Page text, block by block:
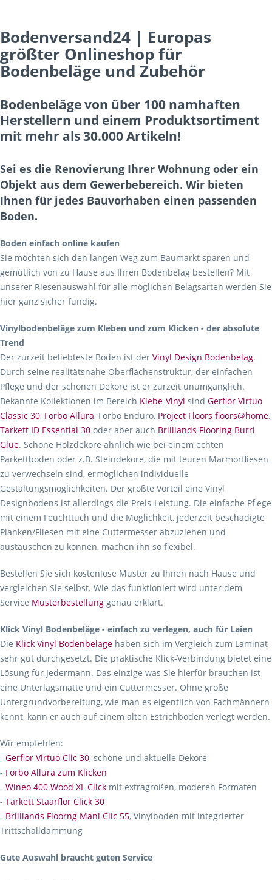
Bodenversand24 | Europas
größter Onlineshop für
Bodenbeläge und Zubehör
Bodenbeläge von über 100 namhaften
Herstellern und einem Produktsortiment
mit mehr als 30.000 Artikeln!
Sei es die Renovierung Ihrer Wohnung oder ein
Objekt aus dem Gewerbebereich. Wir bieten
Ihnen für jedes Bauvorhaben einen passenden
Boden.
Boden einfach online kaufen
Sie möchten sich den langen Weg zum Baumarkt sparen und
gemütlich von zu Hause aus Ihren Bodenbelag bestellen? Mit
unserer Riesenauswahl für alle möglichen Belagsarten werden Sie
hier ganz sicher fündig.
Vinylbodenbeläge zum Kleben und zum Klicken - der absolute
Trend
Der zurzeit beliebteste Boden ist der Vinyl Design Bodenbelag.
Durch seine realitätsnahe Oberflächenstruktur, der einfachen
Pflege und der schönen Dekore ist er zurzeit unumgänglich.
Bekannte Kollektionen im Bereich Klebe-Vinyl sind Gerflor Virtuo
Classic 30, Forbo Allura, Forbo Enduro, Project Floors floors@home,
Tarkett ID Essential 30 oder aber auch Brilliands Flooring Burri
Glue. Schöne Holzdekore ähnlich wie bei einem echten
Parkettboden oder z.B. Steindekore, die mit teuren Marmorfliesen
zu verwechseln sind, ermöglichen individuelle
Gestaltungsmöglichkeiten. Der größte Vorteil eine Vinyl
Designbodens ist allerdings die Preis-Leistung. Die einfache Pflege
mit einem Feuchttuch und die Möglichkeit, jederzeit beschädigte
Planken/Fliesen mit eine Cuttermesser abzuziehen und
austauschen zu können, machen ihn so flexibel.
Bestellen Sie sich kostenlose Muster zu Ihnen nach Hause und
vergleichen Sie selbst. Wie das funktioniert wird unter dem
Service Musterbestellung genau erklärt.
Klick Vinyl Bodenbeläge - einfach zu verlegen, auch für Laien
Die Klick Vinyl Bodenbeläge haben sich im Vergleich zum Laminat
sehr gut durchgesetzt. Die praktische Klick-Verbindung bietet eine
Lösung für Jedermann. Das einzige was Sie hierfür brauchen ist
eine Unterlagsmatte und ein Cuttermesser. Ohne große
Untergrundvorbereitung, wie man es eigentlich von Fachmännern
kennt, kann er auch auf einem alten Estrichboden verlegt werden.
Wir empfehlen:
- Gerflor Virtuo Clic 30, schöne und aktuelle Dekore
- Forbo Allura zum Klicken
- Wineo 400 Wood XL Click mit extragroßen, moderen Formaten
- Tarkett Staarflor Click 30
- Brilliands Floorng Mani Clic 55, Vinylboden mit integrierter
Trittschalldämmung
Gute Auswahl braucht guten Service